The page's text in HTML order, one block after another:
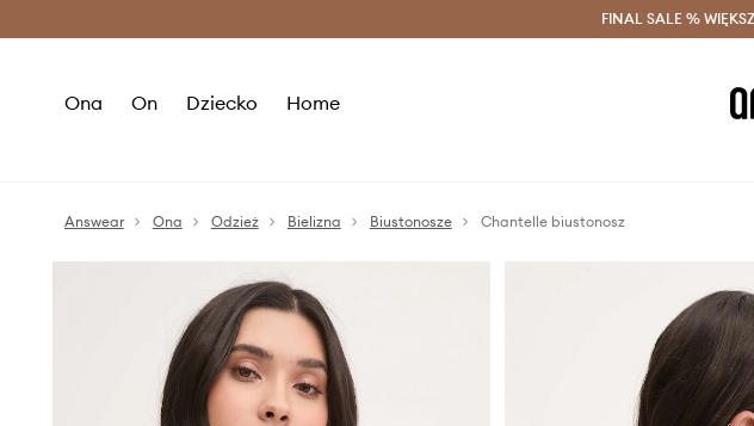
Oszczędzaj z Answear Club >
FINAL SALE %
Ona On Dziecko Home
Answear Ona Odzież Bielizna Biustonosze Chantelle biustonosz